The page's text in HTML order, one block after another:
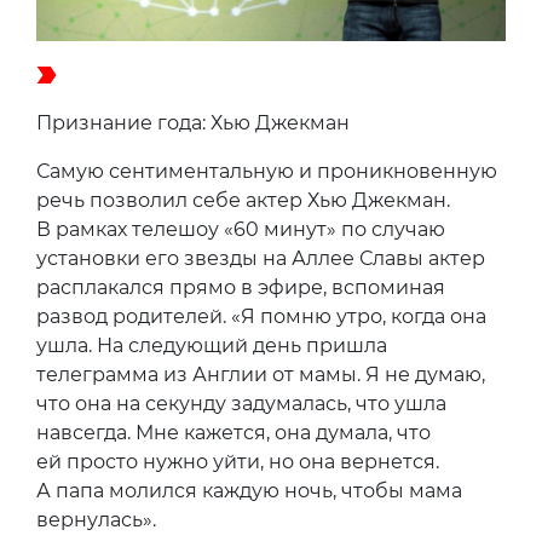
Признание года: Хью Джекман
Самую сентиментальную и проникновенную
речь позволил себе актер Хью Джекман.
В рамках телешоу «60 минут» по случаю
установки его звезды на Аллее Славы актер
расплакался прямо в эфире, вспоминая
развод родителей. «Я помню утро, когда она
ушла. На следующий день пришла
телеграмма из Англии от мамы. Я не думаю,
что она на секунду задумалась, что ушла
навсегда. Мне кажется, она думала, что
ей просто нужно уйти, но она вернется.
А папа молился каждую ночь, чтобы мама
вернулась».